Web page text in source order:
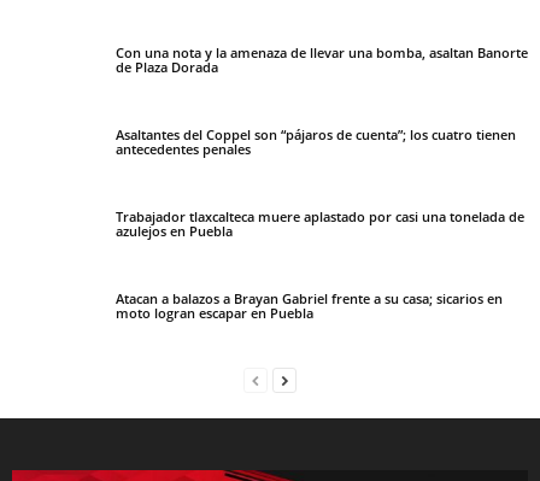
Con una nota y la amenaza de llevar una bomba, asaltan Banorte
de Plaza Dorada
Asaltantes del Coppel son “pájaros de cuenta”; los cuatro tienen
antecedentes penales
Trabajador tlaxcalteca muere aplastado por casi una tonelada de
azulejos en Puebla
Atacan a balazos a Brayan Gabriel frente a su casa; sicarios en
moto logran escapar en Puebla